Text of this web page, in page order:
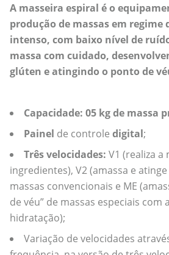
A masseira espiral é o
produção de massas em regime
intenso, com baixo nível de
massa com cuidado,
glúten e atingindo o ponto de
Capacidade: 05 kg de massa
Painel de controle digital;
Três velocidades: V1 (realiza
ingredientes), V2 (amassa e
massas convencionais e ME
de véu” de massas especiais com
hidratação);
Variação de velocidades